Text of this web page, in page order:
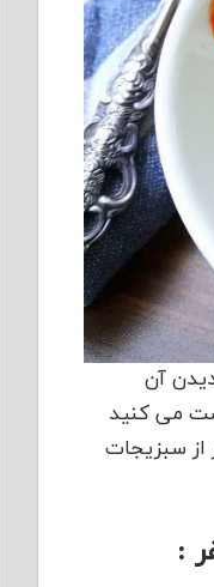
آن
می کنید
از سبزیجات
: